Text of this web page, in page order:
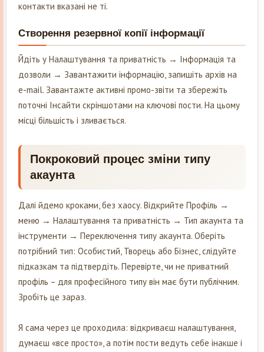
контакти вказані не ті.
Створення резервної копії інформації
Йдіть у Налаштування та приватність → Інформація та
дозволи → Завантажити інформацію, запишіть архів на
e-mail. Завантажте активні промо-звіти та збережіть
поточні Інсайти скріншотами на ключові пости. На цьому
місці більшість і зливається.
Покроковий процес зміни типу
акаунта
Далі йдемо кроками, без хаосу. Відкрийте Профіль →
меню → Налаштування та приватність → Тип акаунта та
інструменти → Переключення типу акаунта. Оберіть
потрібний тип: Особистий, Творець або Бізнес, слідуйте
підказкам та підтвердіть. Перевірте, чи не приватний
профіль – для професійного типу він має бути публічним.
Зробіть це зараз.
Я сама через це проходила: відкриваєш налаштування,
думаєш «все просто», а потім пости ведуть себе інакше і